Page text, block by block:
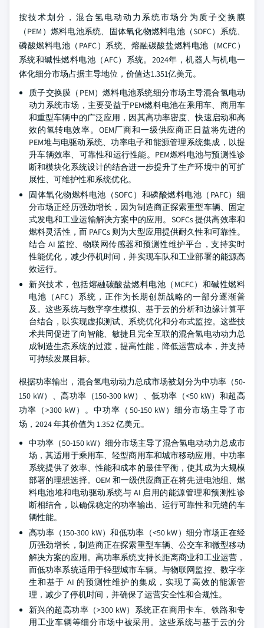
按技术划分，混合氢电动动力系统市场分为质子交换膜
（PEM）燃料电池系统、固体氧化物燃料电池（SOFC）系统、
磷酸燃料电池（PAFC）系统、熔融碳酸盐燃料电池（MCFC）
系统和碱性燃料电池（AFC）系统。2024年，机器人与机电一
体化细分市场占据主导地位，价值达1.351亿美元。
质子交换膜（PEM）燃料电池系统细分市场主导混合氢电动
动力系统市场，主要受益于PEM燃料电池在乘用车、商用车
和重型车辆中的广泛应用，因其高功率密度、快速启动和高
效的氢转电效率。OEM厂商和一级供应商正日益将先进的
PEM堆与电驱动系统、功率电子和能源管理系统集成，以提
升车辆效率、可靠性和运行性能。PEM燃料电池与预测性诊
断和模块化系统设计的结合进一步提升了生产环境中的可扩
展性、可维护性和系统优化。
固体氧化物燃料电池（SOFC）和磷酸燃料电池（PAFC）细
分市场正经历强劲增长，因为制造商正探索重型车辆、固定
式发电和工业运输解决方案中的应用。SOFCs 提供高效率和
燃料灵活性，而 PAFCs 则为大型应用提供耐久性和可靠性。
结合 AI 监控、物联网传感器和预测性维护平台，支持实时
性能优化，减少停机时间，并实现车队和工业部署的能源高
效运行。
新兴技术，包括熔融碳酸盐燃料电池（MCFC）和碱性燃料
电池（AFC）系统，正作为长期创新战略的一部分逐渐普
及。这些系统与数字孪生模拟、基于云的分析和边缘计算平
台结合，以实现虚拟测试、系统优化和分布式监控。这些技
术共同促进了向智能、敏捷且完全互联的混合氢电动动力总
成制造生态系统的过渡，提高性能，降低运营成本，并支持
可持续发展目标。
根据功率输出，混合氢电动动力总成市场被划分为中功率（50-
150 kW）、高功率（150-300 kW）、低功率（<50 kW）和超高
功率（>300 kW）。中功率（50-150 kW）细分市场主导了市
场，2024 年其价值为 1.352 亿美元。
中功率（50-150 kW）细分市场主导了混合氢电动动力总成市
场，其适用于乘用车、轻型商用车和城市移动应用。中功率
系统提供了效率、性能和成本的最佳平衡，使其成为大规模
部署的理想选择。OEM 和一级供应商正在将先进电池组、燃
料电池堆和电动驱动系统与 AI 启用的能源管理和预测性诊
断相结合，以确保稳定的功率输出、运行可靠性和无缝的车
辆性能。
高功率（150-300 kW）和低功率（<50 kW）细分市场正在经
历强劲增长，制造商正在探索重型车辆、公交车和微型移动
解决方案的应用。高功率系统支持长距离商业和工业运营，
而低功率系统适用于轻型城市车辆。与物联网监控、数字孪
生和基于 AI 的预测性维护的集成，实现了高效的能源管
理，减少了停机时间，并确保了运营安全性和合规性。
新兴的超高功率（>300 kW）系统正在商用卡车、铁路和专
用工业车辆等细分市场中被采用。这些系统与基于云的分